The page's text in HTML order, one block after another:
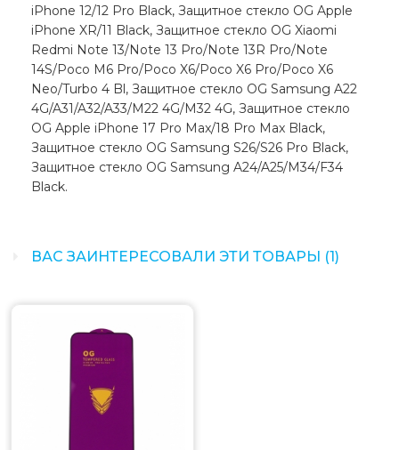
iPhone 12/12 Pro Black, Защитное стекло OG Apple
iPhone XR/11 Black, Защитное стекло OG Xiaomi
Redmi Note 13/Note 13 Pro/Note 13R Pro/Note
14S/Poco M6 Pro/Poco X6/Poco X6 Pro/Poco X6
Neo/Turbo 4 Bl, Защитное стекло OG Samsung A22
4G/A31/A32/A33/M22 4G/M32 4G, Защитное стекло
OG Apple iPhone 17 Pro Max/18 Pro Max Black,
Защитное стекло OG Samsung S26/S26 Pro Black,
Защитное стекло OG Samsung A24/A25/M34/F34
Black.
ВАС ЗАИНТЕРЕСОВАЛИ ЭТИ ТОВАРЫ (1)